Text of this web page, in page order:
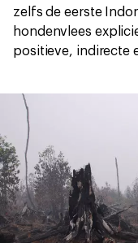
zelfs de eerste
hondenvlees
positieve, indirecte